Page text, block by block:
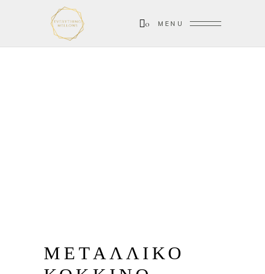
0 MENU
ΜΕΤΑΛΛΙΚΟ